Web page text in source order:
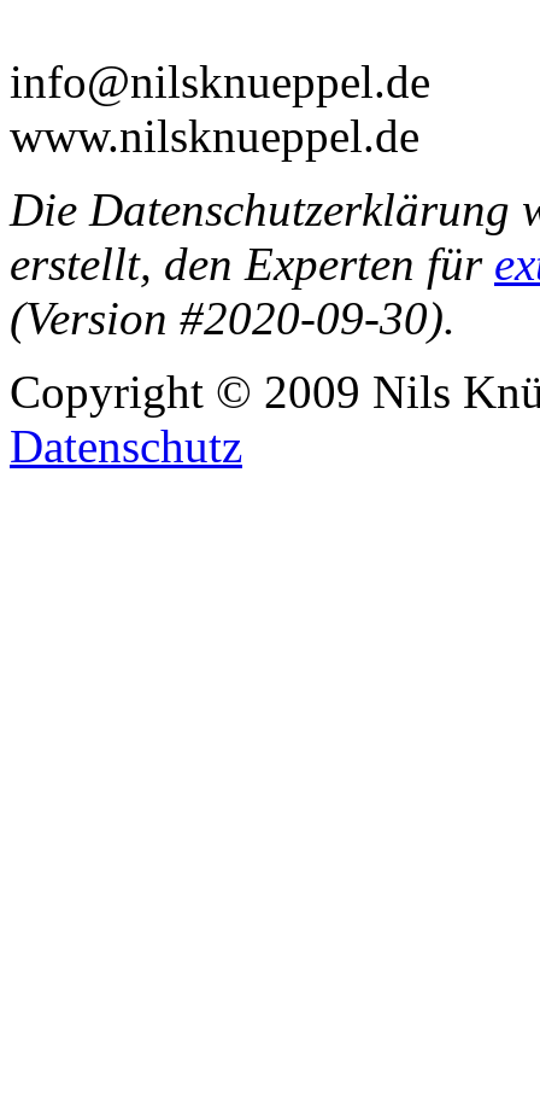
info@nilsknueppel.de
www.nilsknueppel.de
Die Datenschutzerklärung
erstellt, den Experten für
(Version #2020-09-30).
Copyright © 2009 Nils
Datenschutz